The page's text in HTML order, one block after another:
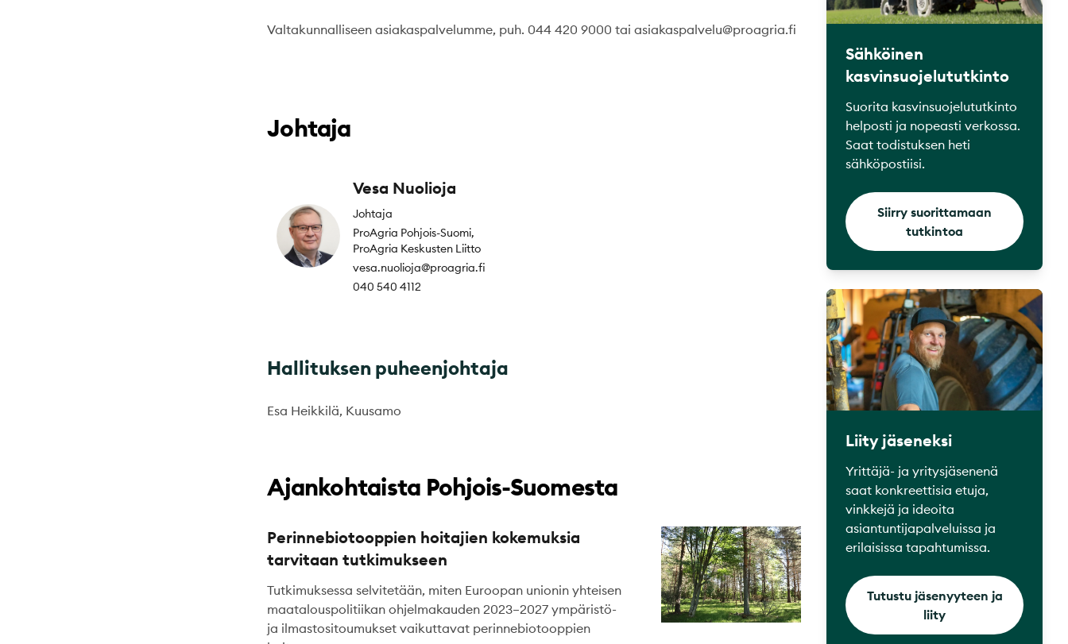
Valtakunnalliseen asiakaspalvelumme, puh. 044 420 9000 tai asiakaspalvelu@proagria.fi
Johtaja
Vesa Nuolioja
Johtaja
ProAgria Pohjois-Suomi,
ProAgria Keskusten Liitto
vesa.nuolioja@proagria.fi
040 540 4112
Hallituksen puheenjohtaja
Esa Heikkilä, Kuusamo
Ajankohtaista Pohjois-Suomesta
Perinnebiotooppien hoitajien kokemuksia
tarvitaan tutkimukseen
Tutkimuksessa selvitetään, miten Euroopan unionin yhteisen
maatalouspolitiikan ohjelmakauden 2023–2027 ympäristö-
ja ilmastositoumukset vaikuttavat perinnebiotooppien
Sähköinen
kasvinsuojelututkinto
Suorita kasvinsuojelututkinto
helposti ja nopeasti verkossa.
Saat todistuksen heti
sähköpostiisi.
Siirry suorittamaan
tutkintoa
Liity jäseneksi
Yrittäjä- ja yritysjäsenenä
saat konkreettisia etuja,
vinkkejä ja ideoita
asiantuntijapalveluissa ja
erilaisissa tapahtumissa.
Tutustu jäsenyyteen ja
liity